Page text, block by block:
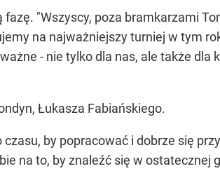
fazę. "Wszyscy, poza bramkarzami
na najważniejszy turniej w tym
- nie tylko dla nas, ale także dla
Łukasza Fabiańskiego.
by popracować i dobrze się
na to, by znaleźć się w ostatecznej